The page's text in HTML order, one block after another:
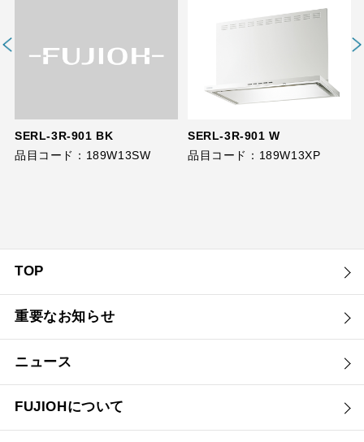
SERL-3R-901 BK
品目コード：189W13SW
SERL-3R-901 W
品目コード：189W13XP
TOP
重要なお知らせ
ニュース
FUJIOHについて